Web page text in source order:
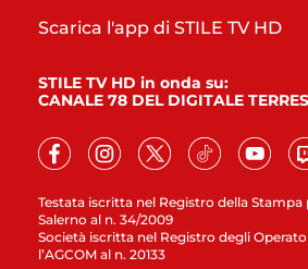
Testata iscritta nel Registro della Stampa
Salerno al n. 34/2009
Società iscritta nel Registro degli
l’AGCOM al n. 20133
Scarica l'app di STILE TV HD
STILE TV HD in onda su:
CANALE 78 DEL DIGITALE